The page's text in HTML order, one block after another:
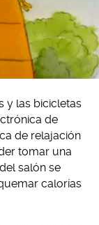
y las bicicletas
de
de relajación
tomar una
salón se
calorías